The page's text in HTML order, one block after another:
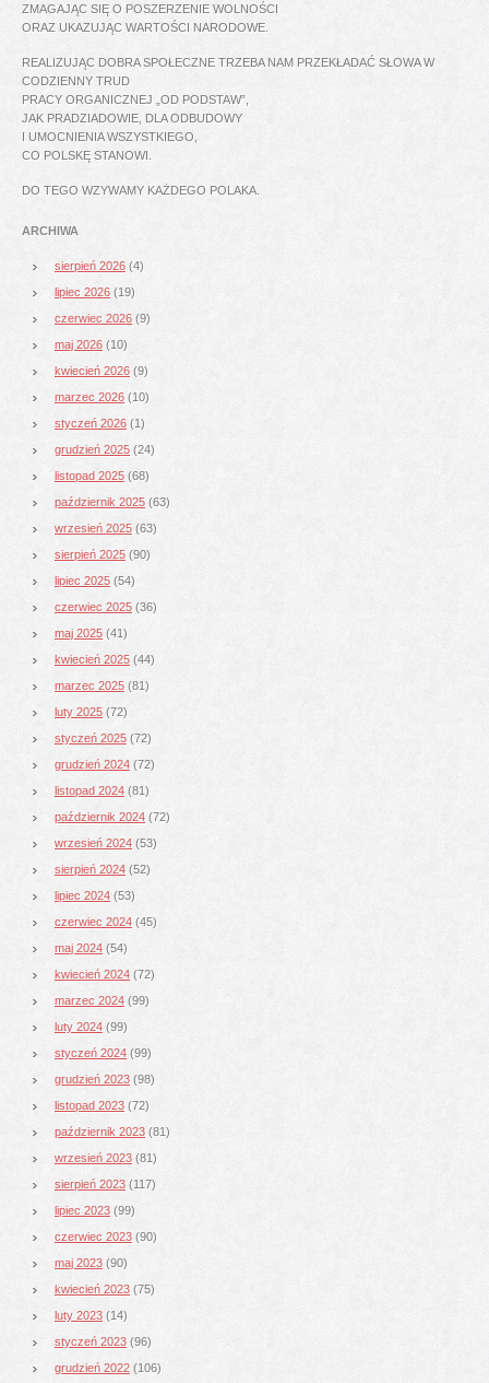
ZMAGAJĄC SIĘ O POSZERZENIE WOLNOŚCI
ORAZ UKAZUJĄC WARTOŚCI NARODOWE.
REALIZUJĄC DOBRA SPOŁECZNE TRZEBA NAM PRZEKŁADAĆ SŁOWA W
CODZIENNY TRUD
PRACY ORGANICZNEJ „OD PODSTAW”,
JAK PRADZIADOWIE, DLA ODBUDOWY
I UMOCNIENIA WSZYSTKIEGO,
CO POLSKĘ STANOWI.
DO TEGO WZYWAMY KAŻDEGO POLAKA.
ARCHIWA
sierpień 2026 (4)
lipiec 2026 (19)
czerwiec 2026 (9)
maj 2026 (10)
kwiecień 2026 (9)
marzec 2026 (10)
styczeń 2026 (1)
grudzień 2025 (24)
listopad 2025 (68)
październik 2025 (63)
wrzesień 2025 (63)
sierpień 2025 (90)
lipiec 2025 (54)
czerwiec 2025 (36)
maj 2025 (41)
kwiecień 2025 (44)
marzec 2025 (81)
luty 2025 (72)
styczeń 2025 (72)
grudzień 2024 (72)
listopad 2024 (81)
październik 2024 (72)
wrzesień 2024 (53)
sierpień 2024 (52)
lipiec 2024 (53)
czerwiec 2024 (45)
maj 2024 (54)
kwiecień 2024 (72)
marzec 2024 (99)
luty 2024 (99)
styczeń 2024 (99)
grudzień 2023 (98)
listopad 2023 (72)
październik 2023 (81)
wrzesień 2023 (81)
sierpień 2023 (117)
lipiec 2023 (99)
czerwiec 2023 (90)
maj 2023 (90)
kwiecień 2023 (75)
luty 2023 (14)
styczeń 2023 (96)
grudzień 2022 (106)